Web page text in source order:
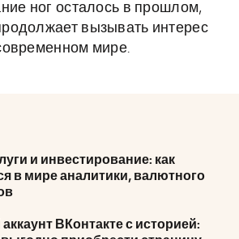
ног осталось в прошлом,
вызывать интерес
мире.
и инвестирование: как
в мире аналитики, валютного
ВКонтакте с историей: